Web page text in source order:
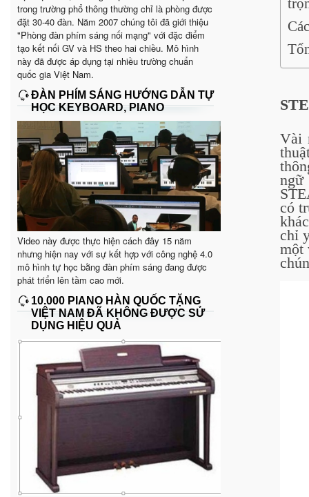
trong trường phổ thông thường chỉ là phòng được
đặt 30-40 đàn. Năm 2007 chúng tôi đã giới thiệu
"Phòng đàn phím sáng nối mạng" với đặc điểm
tạo kết nối GV và HS theo hai chiều. Mô hình
này đã được áp dụng tại nhiều trường chuẩn
quốc gia Việt Nam.
ĐÀN PHÍM SÁNG HƯỚNG DẪN TỰ
HỌC KEYBOARD, PIANO
Video này được thực hiện cách đây 15 năm
nhưng hiện nay với sự kết hợp với công nghệ 4.0
mô hình tự học bằng đàn phím sáng đang được
phát triển lên tầm cao mới.
10.000 PIANO HÀN QUỐC TẶNG
VIỆT NAM ĐÃ KHÔNG ĐƯỢC SỬ
DỤNG HIỆU QUẢ
Vài
ngữ
có
chỉ
một